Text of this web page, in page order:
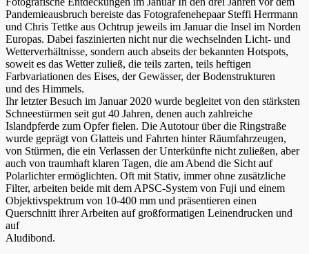
Pandemieausbruch bereiste das Fotografenehepaar Steffi Herrmann
und Chris Tettke aus Ochtrup jeweils im Januar die Insel im Norden
Europas. Dabei faszinierten nicht nur die wechselnden Licht- und
Wetterverhältnisse, sondern auch abseits der bekannten Hotspots,
soweit es das Wetter zuließ, die teils zarten, teils heftigen
Farbvariationen des Eises, der Gewässer, der Bodenstrukturen
und des Himmels.
Ihr letzter Besuch im Januar 2020 wurde begleitet von den stärksten
Schneestürmen seit gut 40 Jahren, denen auch zahlreiche
Islandpferde zum Opfer fielen. Die Autotour über die Ringstraße
wurde geprägt von Glatteis und Fahrten hinter Räumfahrzeugen,
von Stürmen, die ein Verlassen der Unterkünfte nicht zuließen, aber
auch von traumhaft klaren Tagen, die am Abend die Sicht auf
Polarlichter ermöglichten. Oft mit Stativ, immer ohne zusätzliche
Filter, arbeiten beide mit dem APSC-System von Fuji und einem
Objektivspektrum von 10-400 mm und präsentieren einen
Querschnitt ihrer Arbeiten auf großformatigen Leinendrucken und
auf
Aludibond.